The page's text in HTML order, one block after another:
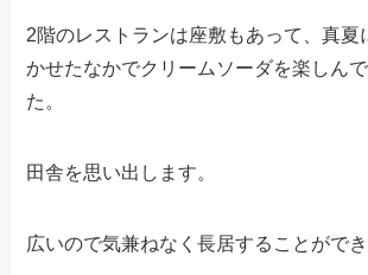
2階のレストランは座敷もあって、真夏
かせたなかでクリームソーダを楽しん
た。
田舎を思い出します。
広いので気兼ねなく長居することができ